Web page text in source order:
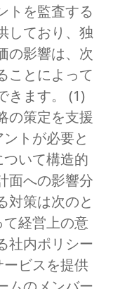
トを監査する
しており、独
の影響は、次
ことによって
きます。 (1)
の策定を支援
トが必要と
いて構造的
面への影響分
対策は次のと
経営上の意
社内ポリシー
ービスを提供